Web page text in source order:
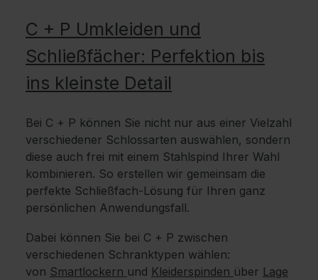
C + P Umkleiden und
Schließfächer: Perfektion bis
ins kleinste Detail
Bei C + P können Sie nicht nur aus einer Vielzahl
verschiedener Schlossarten auswählen, sondern
diese auch frei mit einem Stahlspind Ihrer Wahl
kombinieren. So erstellen wir gemeinsam die
perfekte Schließfach-Lösung für Ihren ganz
persönlichen Anwendungsfall.
Dabei können Sie bei C + P zwischen
verschiedenen Schranktypen wählen:
von Smartlockern und Kleiderspinden über Lage